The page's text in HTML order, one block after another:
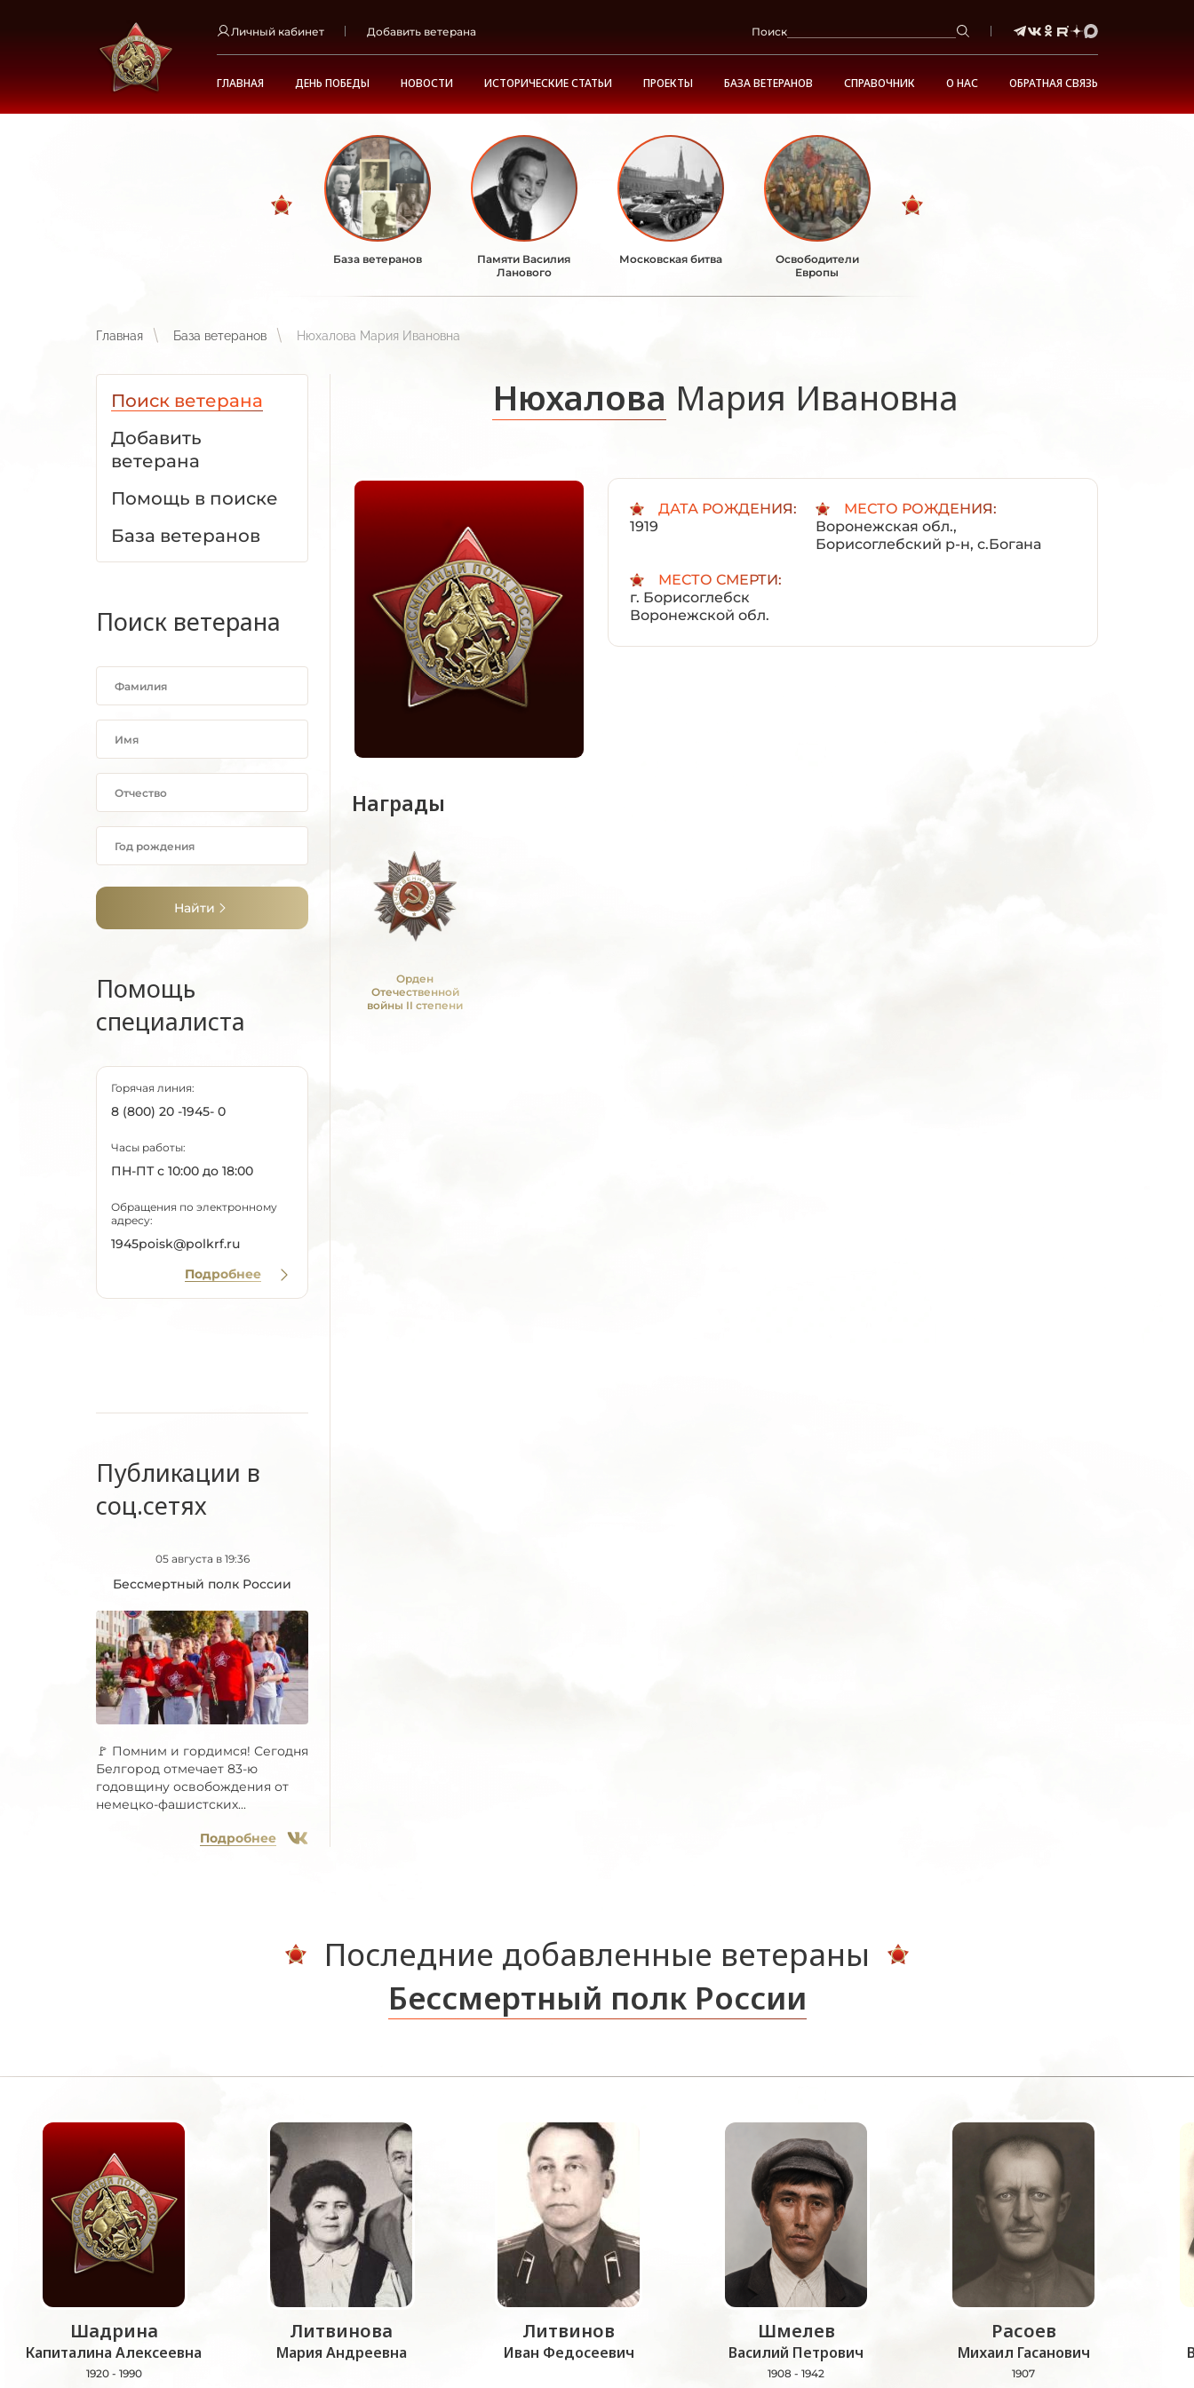
Личный кабинет Добавить ветерана Поиск
ГЛАВНАЯ ДЕНЬ ПОБЕДЫ НОВОСТИ ИСТОРИЧЕСКИЕ СТАТЬИ ПРОЕКТЫ БАЗА ВЕТЕРАНОВ СПРАВОЧНИК О НАС ОБРАТНАЯ СВЯЗЬ
База ветеранов
Памяти Василия
Ланового
Московская битва
Освободители
Европы
Главная База ветеранов Нюхалова Мария Ивановна
Поиск ветерана
Добавить
ветерана
Помощь в поиске
База ветеранов
Поиск ветерана
Найти
Помощь
специалиста
Горячая линия:
8 (800) 20 -1945- 0
Часы работы:
ПН-ПТ с 10:00 до 18:00
Обращения по электронному
адресу:
1945poisk@polkrf.ru
Подробнее
Публикации в
соц.сетях
05 августа в 19:36
Бессмертный полк России
🚩 Помним и гордимся! Сегодня
Белгород отмечает 83-ю
годовщину освобождения от
немецко-фашистских...
Подробнее
Нюхалова Мария Ивановна
ДАТА РОЖДЕНИЯ:
1919
МЕСТО РОЖДЕНИЯ:
Воронежская обл.,
Борисоглебский р-н, с.Богана
МЕСТО СМЕРТИ:
г. Борисоглебск
Воронежской обл.
Награды
Орден
Отечественной
войны II степени
Последние добавленные ветераны
Бессмертный полк России
Шадрина
Капиталина Алексеевна
1920 - 1990
Литвинова
Мария Андреевна
Литвинов
Иван Федосеевич
Шмелев
Василий Петрович
1908 - 1942
Расоев
Михаил Гасанович
1907